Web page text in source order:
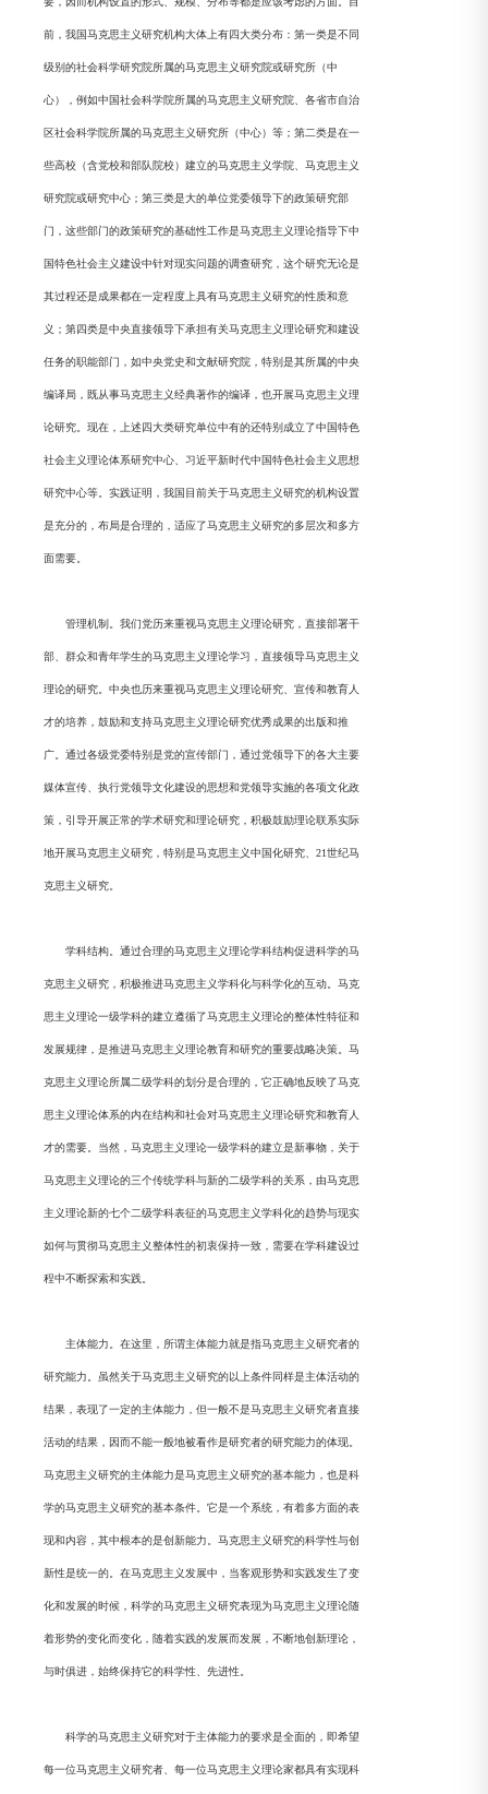
前，我国马克思主义研究机构大体上有四大类分布：第一类是不同
级别的社会科学研究院所属的马克思主义研究院或研究所（中
心），例如中国社会科学院所属的马克思主义研究院、各省市自治
区社会科学院所属的马克思主义研究所（中心）等；第二类是在一
些高校（含党校和部队院校）建立的马克思主义学院、马克思主义
研究院或研究中心；第三类是大的单位党委领导下的政策研究部
门，这些部门的政策研究的基础性工作是马克思主义理论指导下中
国特色社会主义建设中针对现实问题的调查研究，这个研究无论是
其过程还是成果都在一定程度上具有马克思主义研究的性质和意
义；第四类是中央直接领导下承担有关马克思主义理论研究和建设
任务的职能部门，如中央党史和文献研究院，特别是其所属的中央
编译局，既从事马克思主义经典著作的编译，也开展马克思主义理
论研究。现在，上述四大类研究单位中有的还特别成立了中国特色
社会主义理论体系研究中心、习近平新时代中国特色社会主义思想
研究中心等。实践证明，我国目前关于马克思主义研究的机构设置
是充分的，布局是合理的，适应了马克思主义研究的多层次和多方
面需要。
管理机制。我们党历来重视马克思主义理论研究，直接部署干
部、群众和青年学生的马克思主义理论学习，直接领导马克思主义
理论的研究。中央也历来重视马克思主义理论研究、宣传和教育人
才的培养，鼓励和支持马克思主义理论研究优秀成果的出版和推
广。通过各级党委特别是党的宣传部门，通过党领导下的各大主要
媒体宣传、执行党领导文化建设的思想和党领导实施的各项文化政
策，引导开展正常的学术研究和理论研究，积极鼓励理论联系实际
地开展马克思主义研究，特别是马克思主义中国化研究、21世纪马
克思主义研究。
学科结构。通过合理的马克思主义理论学科结构促进科学的马
克思主义研究，积极推进马克思主义学科化与科学化的互动。马克
思主义理论一级学科的建立遵循了马克思主义理论的整体性特征和
发展规律，是推进马克思主义理论教育和研究的重要战略决策。马
克思主义理论所属二级学科的划分是合理的，它正确地反映了马克
思主义理论体系的内在结构和社会对马克思主义理论研究和教育人
才的需要。当然，马克思主义理论一级学科的建立是新事物，关于
马克思主义理论的三个传统学科与新的二级学科的关系，由马克思
主义理论新的七个二级学科表征的马克思主义学科化的趋势与现实
如何与贯彻马克思主义整体性的初衷保持一致，需要在学科建设过
程中不断探索和实践。
主体能力。在这里，所谓主体能力就是指马克思主义研究者的
研究能力。虽然关于马克思主义研究的以上条件同样是主体活动的
结果，表现了一定的主体能力，但一般不是马克思主义研究者直接
活动的结果，因而不能一般地被看作是研究者的研究能力的体现。
马克思主义研究的主体能力是马克思主义研究的基本能力，也是科
学的马克思主义研究的基本条件。它是一个系统，有着多方面的表
现和内容，其中根本的是创新能力。马克思主义研究的科学性与创
新性是统一的。在马克思主义发展中，当客观形势和实践发生了变
化和发展的时候，科学的马克思主义研究表现为马克思主义理论随
着形势的变化而变化，随着实践的发展而发展，不断地创新理论，
与时俱进，始终保持它的科学性、先进性。
科学的马克思主义研究对于主体能力的要求是全面的，即希望
每一位马克思主义研究者、每一位马克思主义理论家都具有实现科